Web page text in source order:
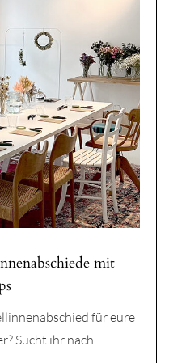
mit
für eure
Sucht ihr nach…